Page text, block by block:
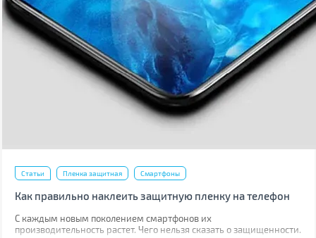
Статьи Пленка защитная Смартфоны
Как правильно наклеить защитную пленку на телефон
С каждым новым поколением смартфонов их
производительность растет. Чего нельзя сказать о защищенности.